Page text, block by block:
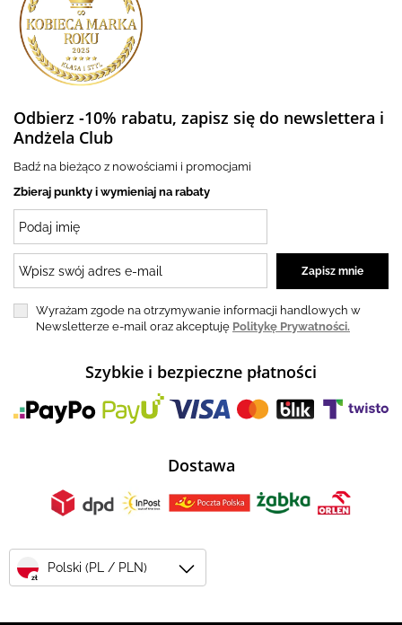
Odbierz -10% rabatu, zapisz się do newslettera i
Andżela Club
Badź na bieżąco z nowościami i promocjami
Zbieraj punkty i wymieniaj na rabaty
Wyrażam zgode na otrzymywanie informacji handlowych w
Newsletterze e-mail oraz akceptuję Politykę Prywatności.
Szybkie i bezpieczne płatności
Dostawa
zł
Polski (PL / PLN)